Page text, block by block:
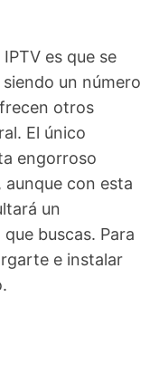
es que se
un número
otros
El único
engorroso
aunque con esta
un
buscas. Para
e instalar